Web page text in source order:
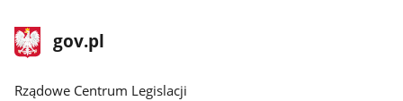
stopka
gov.plStrona
gov.pl
Rządowe Centrum Legislacji